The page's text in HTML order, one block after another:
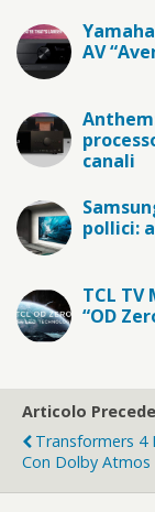
AV
canali
pollici:
TCL TV
“OD
Articolo
Transformers 4
Con Dolby Atmos